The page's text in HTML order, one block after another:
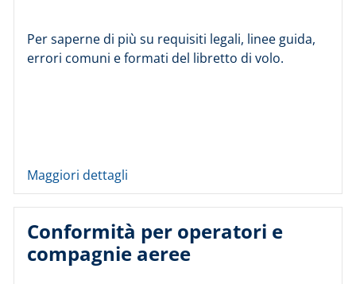
Per saperne di più su requisiti legali, linee guida,
errori comuni e formati del libretto di volo.
Maggiori dettagli
Conformità per operatori e
compagnie aeree